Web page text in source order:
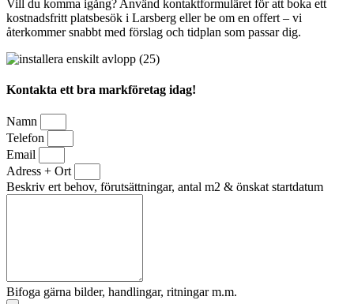
Vill du komma igång? Använd kontaktformuläret för att boka ett
kostnadsfritt platsbesök i Larsberg eller be om en offert – vi
återkommer snabbt med förslag och tidplan som passar dig.
Kontakta ett bra markföretag idag!
Namn
Telefon
Email
Adress + Ort
Beskriv ert behov, förutsättningar, antal m2 & önskat startdatum
Bifoga gärna bilder, handlingar, ritningar m.m.